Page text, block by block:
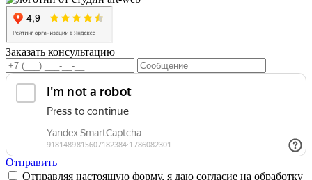
Заказать консультацию
Отправить
Отправляя настоящую форму, я даю согласие на обработку